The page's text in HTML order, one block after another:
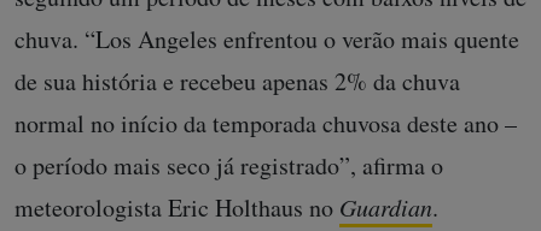
chuva. “Los Angeles enfrentou o verão mais quente
de sua história e recebeu apenas 2% da chuva
normal no início da temporada chuvosa deste ano –
o período mais seco já registrado”, afirma o
meteorologista Eric Holthaus no Guardian.